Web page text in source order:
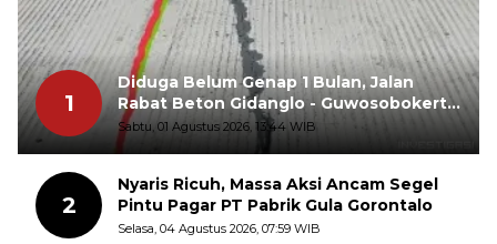
1
Diduga Belum Genap 1 Bulan, Jalan
Rabat Beton Gidanglo - Guwosobokerto
Sudah Pecah
Sabtu, 01 Agustus 2026, 13:44 WIB
2
Nyaris Ricuh, Massa Aksi Ancam Segel
Pintu Pagar PT Pabrik Gula Gorontalo
Selasa, 04 Agustus 2026, 07:59 WIB